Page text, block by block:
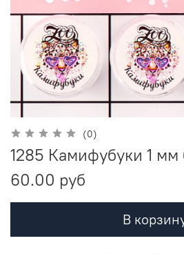
(0)
1285 Камифубуки 1 мм
60.00 руб
В